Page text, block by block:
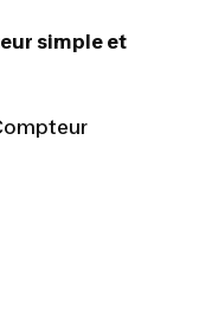
simple et